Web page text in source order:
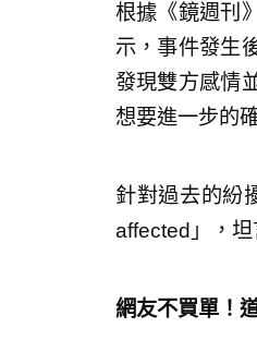
根據《鏡週刊
示，事件發生
發現雙方感情
想要進一步的
針對過去的紛
affected」，
網友不買單！